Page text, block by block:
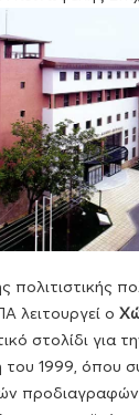
πολιτιστικής
λειτουργεί ο
στολίδι για
1999, όπου
προδιαγραφών